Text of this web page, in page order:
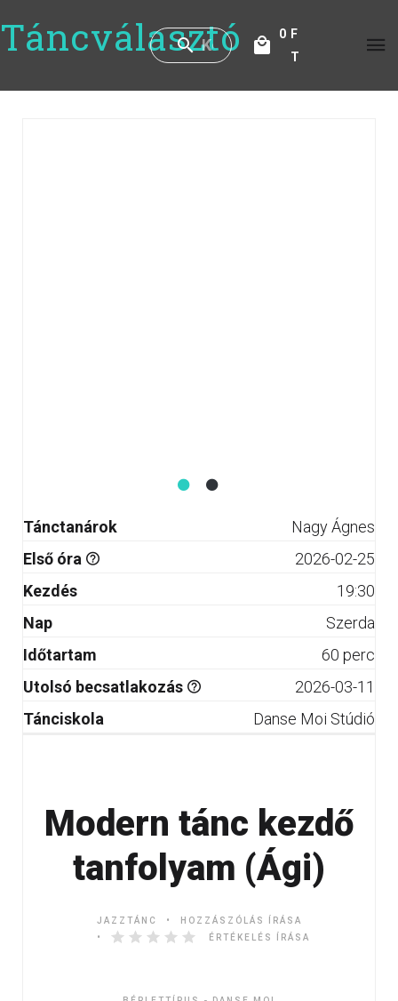
Táncválasztó
F
T
0
Tánctanárok
Nagy Ágnes
Első óra
2026-02-25
Kezdés
19:30
Nap
Szerda
Időtartam
60 perc
Utolsó becsatlakozás
2026-03-11
Tánciskola
Danse Moi Stúdió
Modern tánc kezdő
tanfolyam (Ági)
JAZZTÁNC
HOZZÁSZÓLÁS ÍRÁSA
ÉRTÉKELÉS ÍRÁSA